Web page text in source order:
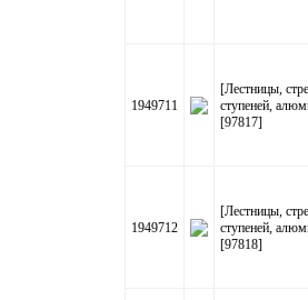
1949711
[Лестницы,
ступеней,
[97817]
1949712
[Лестницы,
ступеней,
[97818]